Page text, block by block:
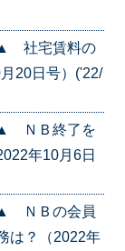
▲ 社宅賃料の
20日号）('22/
▲ ＮＢ終了を
年10月6日
▲ ＮＢの会員
は？（2022年